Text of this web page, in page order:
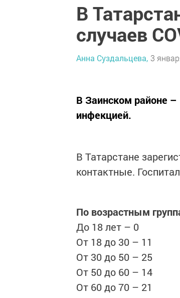
В
случаев
Анна Суздальцева, 3
В Заинском районе –
инфекцией.
В Татарстане
контактные.
По возрастным
До 18 лет – 0
От 18 до 30 – 11
От 30 до 50 – 25
От 50 до 60 – 14
От 60 до 70 – 21